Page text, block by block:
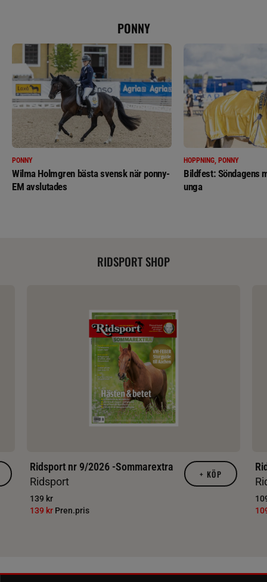
PONNY
PONNY
Wilma Holmgren bästa svensk när ponny-
EM avslutades
HOPPNING, PONNY
Bildfest: Söndagens
unga
RIDSPORT SHOP
Ridsport nr 9/2026 -Sommarextra
Ridsport
139 kr
139 kr Pren.pris
+ KÖP